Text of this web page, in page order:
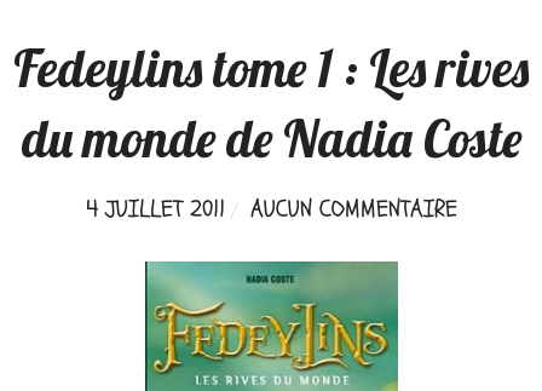
Fedeylins tome 1 : Les rives
du monde de Nadia Coste
4 JUILLET 2011 AUCUN COMMENTAIRE